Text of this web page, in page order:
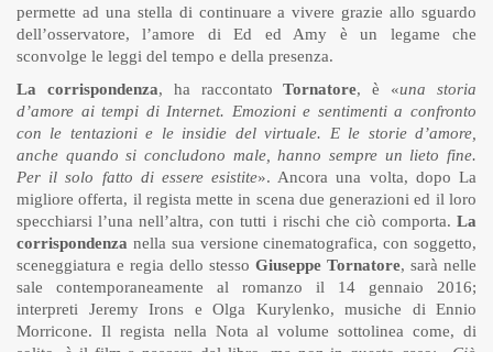
permette ad una stella di continuare a vivere grazie allo sguardo
dell’osservatore, l’amore di Ed ed Amy è un legame che
sconvolge le leggi del tempo e della presenza.
La corrispondenza, ha raccontatoTornatore, è «una storia
d’amore ai tempi di Internet. Emozioni e sentimenti a confronto
con le tentazioni e le insidie del virtuale. E le storie d’amore,
anche quando si concludono male, hanno sempre un lieto fine.
Per il solo fatto di essere esistite». Ancora una volta, dopo La
migliore offerta, il regista mette in scena due generazioni ed il loro
specchiarsi l’una nell’altra, con tutti i rischi che ciò comporta. La
corrispondenza nella sua versione cinematografica, con soggetto,
sceneggiatura e regia dello stesso Giuseppe Tornatore, sarà nelle
sale contemporaneamente al romanzo il 14 gennaio 2016;
interpreti Jeremy Irons e Olga Kurylenko, musiche di Ennio
Morricone. Il regista nella Nota al volume sottolinea come, di